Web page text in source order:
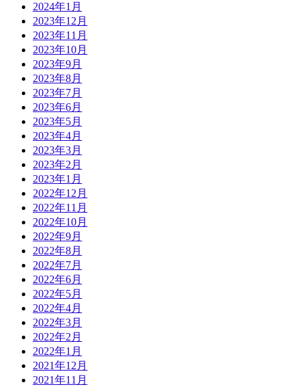
2024年1月
2023年12月
2023年11月
2023年10月
2023年9月
2023年8月
2023年7月
2023年6月
2023年5月
2023年4月
2023年3月
2023年2月
2023年1月
2022年12月
2022年11月
2022年10月
2022年9月
2022年8月
2022年7月
2022年6月
2022年5月
2022年4月
2022年3月
2022年2月
2022年1月
2021年12月
2021年11月